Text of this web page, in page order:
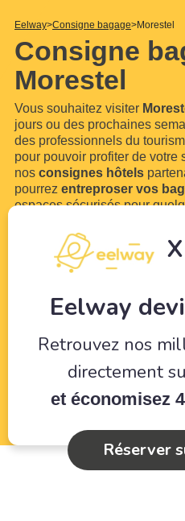
Eelway Consigne bagage Morestel
Consigne
Morestel
Vous souhaitez visiter
jours ou des prochaines
des professionnels du
pour pouvoir profiter de votre
nos consignes hôtels
pourrez entreproser vos
espaces sécurisés pour
déambuler sans contraintes
Apprenez en...Lire plus
X
Eelway
Retrouvez nos
directement
et économisez
Réserver